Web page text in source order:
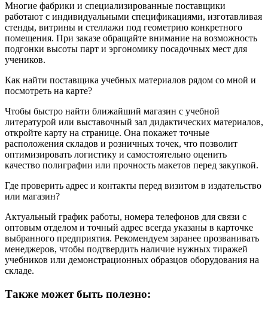
Многие фабрики и специализированные поставщики
работают с индивидуальными спецификациями, изготавливая
стенды, витрины и стеллажи под геометрию конкретного
помещения. При заказе обращайте внимание на возможность
подгонки высоты парт и эргономику посадочных мест для
учеников.
Как найти поставщика учебных материалов рядом со мной и
посмотреть на карте?
Чтобы быстро найти ближайший магазин с учебной
литературой или выставочный зал дидактических материалов,
откройте карту на странице. Она покажет точные
расположения складов и розничных точек, что позволит
оптимизировать логистику и самостоятельно оценить
качество полиграфии или прочность макетов перед закупкой.
Где проверить адрес и контакты перед визитом в издательство
или магазин?
Актуальный график работы, номера телефонов для связи с
оптовым отделом и точный адрес всегда указаны в карточке
выбранного предприятия. Рекомендуем заранее прозванивать
менеджеров, чтобы подтвердить наличие нужных тиражей
учебников или демонстрационных образцов оборудования на
складе.
Также может быть полезно: